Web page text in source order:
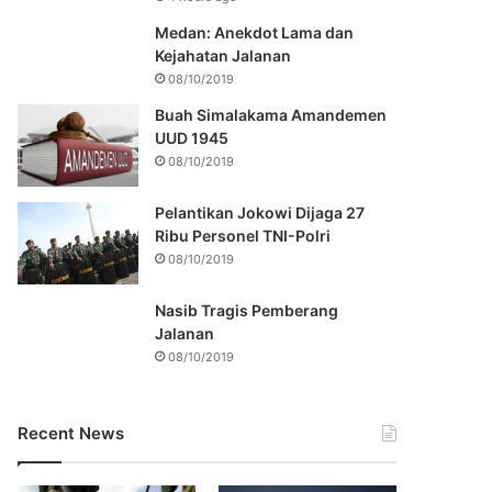
Medan: Anekdot Lama dan
Kejahatan Jalanan
08/10/2019
Buah Simalakama Amandemen
UUD 1945
08/10/2019
Pelantikan Jokowi Dijaga 27
Ribu Personel TNI-Polri
08/10/2019
Nasib Tragis Pemberang
Jalanan
08/10/2019
Recent News